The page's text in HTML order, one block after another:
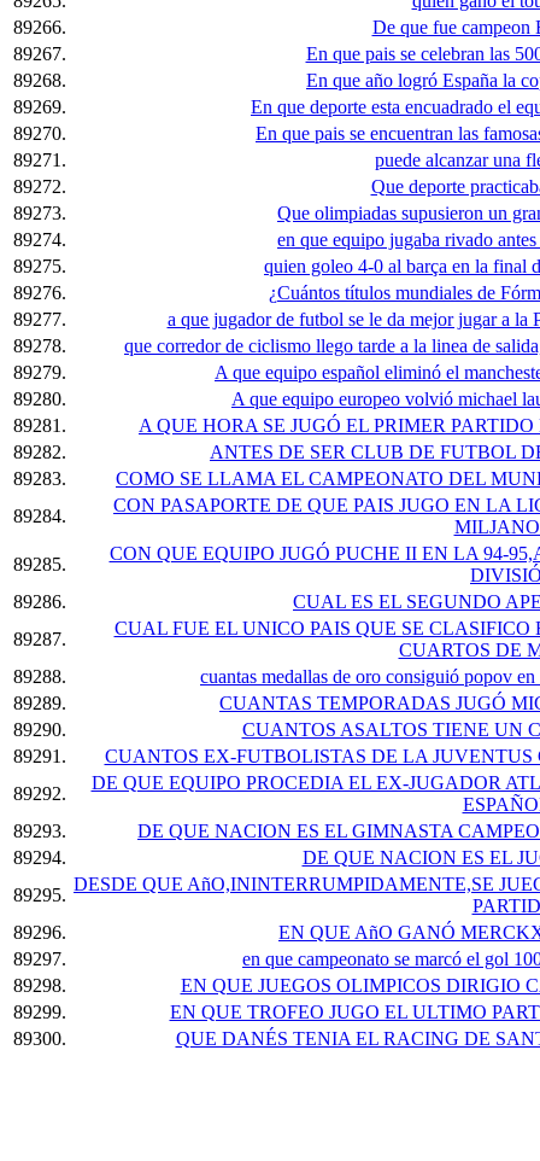
89266.
De que fue campeon
89267.
En que pais se celebran las
89268.
En que año logró España la
89269.
En que deporte esta encuadrado el
89270.
En que pais se encuentran las
89271.
puede alcanzar una
89272.
Que deporte
89273.
Que olimpiadas supusieron un
89274.
en que equipo jugaba rivado
89275.
quien goleo 4-0 al barça en la final
89276.
¿Cuántos títulos mundiales de
89277.
a que jugador de futbol se le da mejor jugar a la
89278.
que corredor de ciclismo llego tarde a la linea de
89279.
A que equipo español eliminó el
89280.
A que equipo europeo volvió michael
89281.
A QUE HORA SE JUGÓ EL PRIMER
89282.
ANTES DE SER CLUB DE FUTBOL
89283.
COMO SE LLAMA EL CAMPEONATO DEL
89284.
CON PASAPORTE DE QUE PAIS JUGO EN LA
89285.
CON QUE EQUIPO JUGÓ PUCHE II EN LA 94-
89286.
CUAL ES EL SEGUNDO
89287.
CUAL FUE EL UNICO PAIS QUE SE
CUARTOS DE
89288.
cuantas medallas de oro consiguió popov
89289.
CUANTAS TEMPORADAS JUGÓ
89290.
CUANTOS ASALTOS TIENE UN
89291.
CUANTOS EX-FUTBOLISTAS DE LA
89292.
DE QUE EQUIPO PROCEDIA EL EX-JUGADOR
89293.
DE QUE NACION ES EL GIMNASTA
89294.
DE QUE NACION ES EL
89295.
DESDE QUE AñO,ININTERRUMPIDAMENTE,SE
89296.
EN QUE AñO GANÓ
89297.
en que campeonato se marcó el gol
89298.
EN QUE JUEGOS OLIMPICOS DIRIGIO
89299.
EN QUE TROFEO JUGO EL ULTIMO
89300.
QUE DANÉS TENIA EL RACING DE